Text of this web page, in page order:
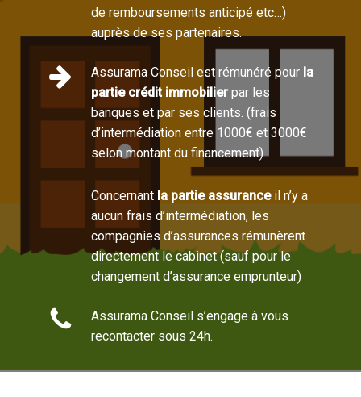
de remboursements anticipé etc…)
auprès de ses partenaires.
Assurama Conseil est rémunéré pour la
partie crédit immobilier par les
banques et par ses clients. (frais
d’intermédiation entre 1000€ et 3000€
selon montant du financement)
Concernant la partie assuranceil n’y a
aucun frais d’intermédiation, les
compagnies d’assurances rémunèrent
directement le cabinet (sauf pour le
changement d’assurance emprunteur)
Assurama Conseil s’engage à vous
recontacter sous 24h.